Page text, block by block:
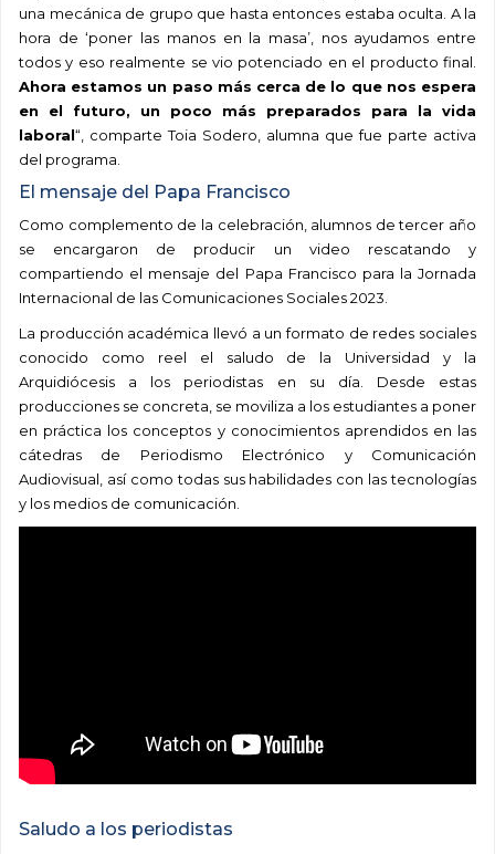
una mecánica de grupo que hasta entonces estaba oculta. A la
hora de ‘poner las manos en la masa’, nos ayudamos entre
todos y eso realmente se vio potenciado en el producto final.
Ahora estamos un paso más cerca de lo que nos espera
en el futuro, un poco más preparados para la vida
laboral“, comparte Toia Sodero, alumna que fue parte activa
del programa.
El mensaje del Papa Francisco
Como complemento de la celebración, alumnos de tercer año
se encargaron de producir un video rescatando y
compartiendo el mensaje del Papa Francisco para la Jornada
Internacional de las Comunicaciones Sociales 2023.
La producción académica llevó a un formato de redes sociales
conocido como reel el saludo de la Universidad y la
Arquidiócesis a los periodistas en su día. Desde estas
producciones se concreta, se moviliza a los estudiantes a poner
en práctica los conceptos y conocimientos aprendidos en las
cátedras de Periodismo Electrónico y Comunicación
Audiovisual, así como todas sus habilidades con las tecnologías
y los medios de comunicación.
Saludo a los periodistas